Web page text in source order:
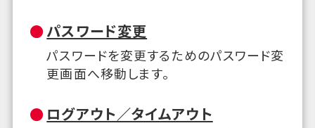
パスワード変更
パスワードを変更するためのパスワード変
更画面へ移動します。
ログアウト／タイムアウト